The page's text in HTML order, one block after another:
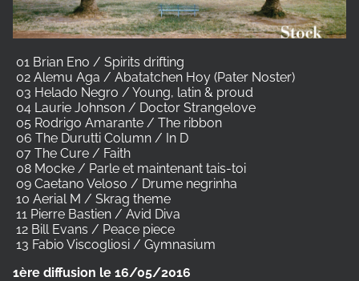
01 Brian Eno / Spirits drifting
02 Alemu Aga / Abatatchen Hoy (Pater Noster)
03 Helado Negro / Young, latin & proud
04 Laurie Johnson / Doctor Strangelove
05 Rodrigo Amarante / The ribbon
06 The Durutti Column / In D
07 The Cure / Faith
08 Mocke / Parle et maintenant tais-toi
09 Caetano Veloso / Drume negrinha
10 Aerial M / Skrag theme
11 Pierre Bastien / Avid Diva
12 Bill Evans / Peace piece
13 Fabio Viscogliosi / Gymnasium
1ère diffusion le 16/05/2016